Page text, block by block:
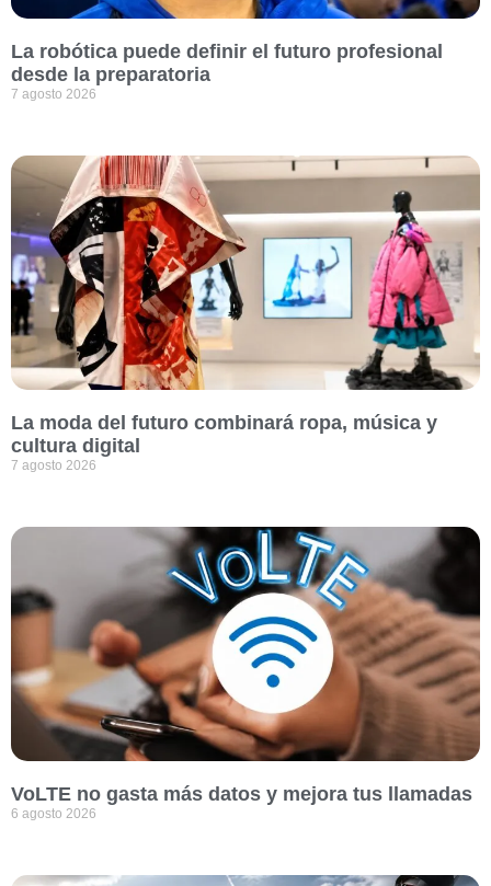
La robótica puede definir el futuro profesional
desde la preparatoria
7 agosto 2026
La moda del futuro combinará ropa, música y
cultura digital
7 agosto 2026
VoLTE no gasta más datos y mejora tus llamadas
6 agosto 2026